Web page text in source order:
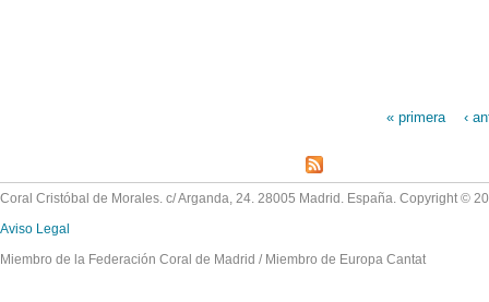
« primera ‹
Coral Cristóbal de Morales. c/ Arganda, 24. 28005 Madrid. España. Copyright ©
Aviso Legal
Miembro de la Federación Coral de Madrid / Miembro de Europa Cantat